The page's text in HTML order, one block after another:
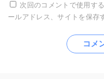
次回のコメントで使用す
ールアドレス、サイトを保存